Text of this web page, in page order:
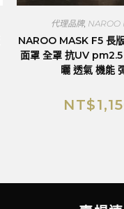
代理品牌, NAROO
NAROO MASK F5 長
面罩 全罩 抗UV
曬 透氣 機能
NT$